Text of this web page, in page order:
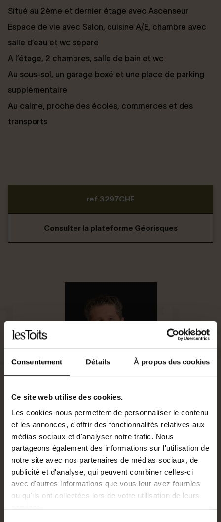
Consentement Détails À propos des cookies
Ce site web utilise des cookies.
Les cookies nous permettent de personnaliser le contenu
et les annonces, d'offrir des fonctionnalités relatives aux
médias sociaux et d'analyser notre trafic. Nous
partageons également des informations sur l'utilisation de
notre site avec nos partenaires de médias sociaux, de
publicité et d'analyse, qui peuvent combiner celles-ci
avec d'autres informations que vous leur avez fournies
ou qu'ils ont collectées lors de votre utilisation de leurs
services.
Situé au 2ème et dernier étage avec Ascenseur
Espace de vie avec Salon, cuisine A/E, chambre avec
salle d’eau et wc séparé
A l’étage, 2 chambres, salle de bain et wc
Au sous-sol, un garage boxé et une place de parking
supplémentaire
Au calme, proche des écoles, commerces et des
transports
ref.3297CHE
Consulter la plateforme Géorisques
Agent commercial
0682445562
N°RSAC : 485022776
f.chesneau@lestoits.fr